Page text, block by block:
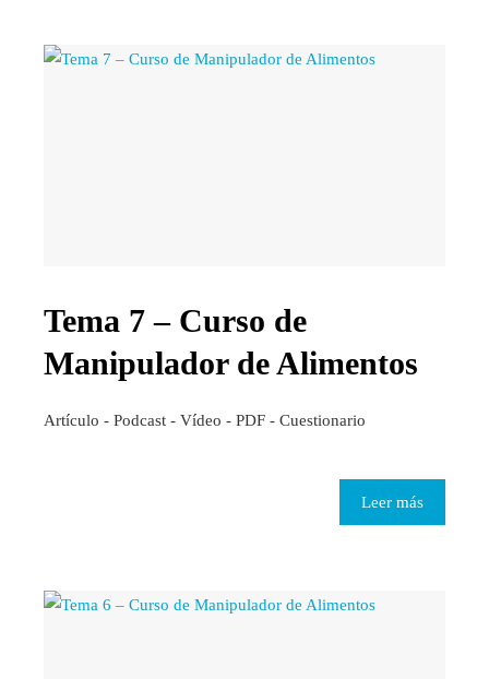
Tema 7 – Curso de
Manipulador de Alimentos
Artículo - Podcast - Vídeo - PDF - Cuestionario
Leer más